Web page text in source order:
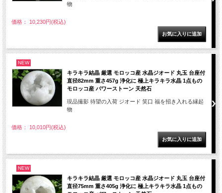
物
価格： 10,230円(税込)
NEW
キラキラ結晶 厳選 モロッコ産 水晶ジオード 丸玉 台座付
直径82mm 重さ457g 浄化に 極上キラキラ水晶 1点もの
モロッコ産 パワーストーン 天然石
現品撮影 待望の入荷 ジオード 笑口 福を招き入れる縁起
物
価格： 10,010円(税込)
NEW
キラキラ結晶 厳選 モロッコ産 水晶ジオード 丸玉 台座付
直径75mm 重さ405g 浄化に 極上キラキラ水晶 1点もの